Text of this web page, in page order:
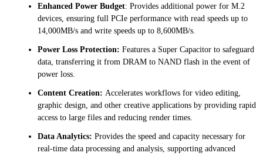
Enhanced Power Budget: Provides additional power for M.2
devices, ensuring full PCIe performance with read speeds up to
14,000MB/s and write speeds up to 8,600MB/s.
Power Loss Protection: Features a Super Capacitor to safeguard
data, transferring it from DRAM to NAND flash in the event of
power loss.
Content Creation: Accelerates workflows for video editing,
graphic design, and other creative applications by providing rapid
access to large files and reducing render times.
Data Analytics: Provides the speed and capacity necessary for
real-time data processing and analysis, supporting advanced